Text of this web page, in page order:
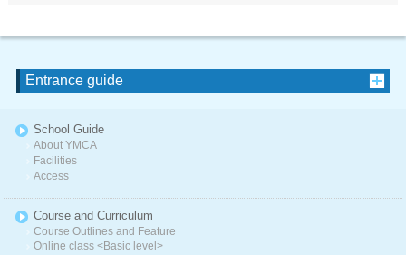
Entrance guide
School Guide
About YMCA
Facilities
Access
Course and Curriculum
Course Outlines and Feature
Online class <Basic level>